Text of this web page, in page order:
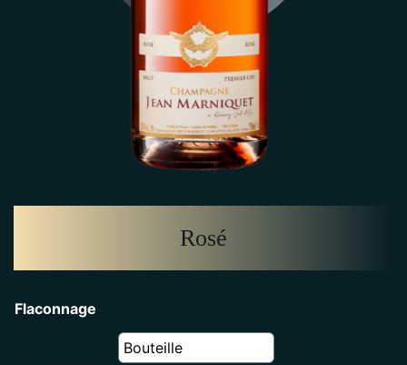
Rosé
Flaconnage